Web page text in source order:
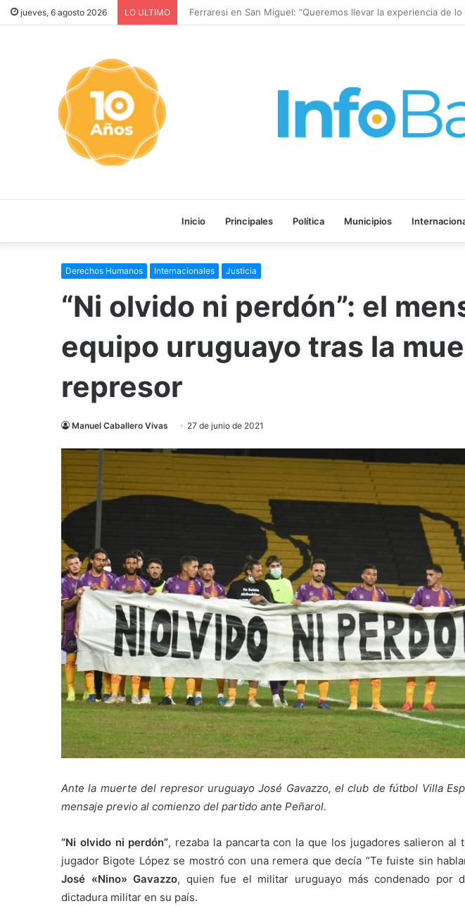
jueves, 6 agosto 2026 LO ULTIMO Ferraresi en San Miguel: “Queremos llevar la experiencia de
Inicio Principales Política Municipios
Derechos Humanos Internacionales Justicia
“Ni olvido ni perdón”: el
equipo uruguayo tras la
represor
Manuel Caballero Vivas 27 de junio de 2021
Ante la muerte del represor uruguayo José Gavazzo, el club de fútbol Villa
mensaje previo al comienzo del partido ante Peñarol.
“Ni olvido ni perdón”, rezaba la pancarta con la que los jugadores salieron al
jugador Bigote López se mostró con una remera que decía “Te fuiste sin
José «Nino» Gavazzo, quien fue el militar uruguayo más condenado por
dictadura militar en su país.